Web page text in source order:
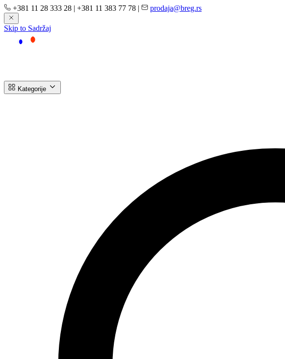
+381 11 28 333 28 | +381 11 383 77 78 | prodaja@breg.rs
Skip to Sadržaj
Kategorije